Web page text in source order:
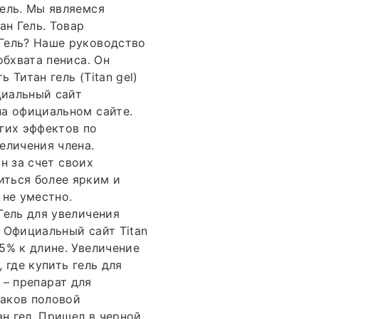
Мы являемся
Гель. Товар
Наше руководство
пениса. Он
Титан гель (Titan gel)
сайт
официальном сайте.
эффектов по
члена.
за счет своих
более ярким и
уместно.
для увеличения
сайт Titan
к длине. Увеличение
купить гель для
препарат для
половой
гел. Пришел в черной